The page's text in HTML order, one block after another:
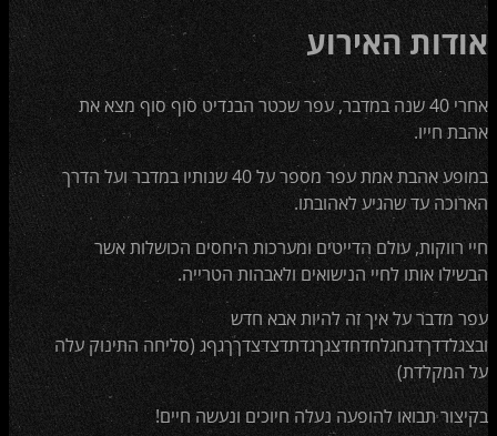
אודות האירוע
אחרי 40 שנה במדבר, עפר שכטר הבנדיט סוף סוף מצא את
אהבת חייו.
במופע אהבת אמת עפר מספר על 40 שנותיו במדבר ועל הדרך
הארוכה עד שהגיע לאהובתו.
חיי רווקות, עולם הדייטים ומערכות היחסים הכושלות אשר
הבשילו אותו לחיי הנישואים ולאבהות הטרייה.
עפר מדבר על איך זה להיות אבא חדש
ובצגלדדךדגחגלחדחדצגךגדתדצדצדךךגףג (סליחה התינוק עלה
על המקלדת)
בקיצור תבואו להופעה נעלה חיוכים ונעשה חיים!